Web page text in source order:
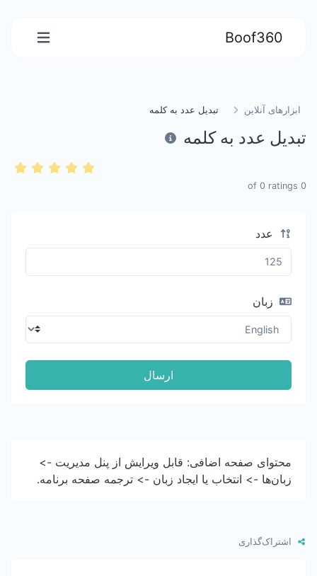
Boof360
ابزارهای آنلاین تبدیل عدد به کلمه
تبدیل عدد به کلمه
0
of
0 ratings
عدد
زبان
ارسال
محتوای صفحه اضافی: قابل ویرایش از پنل مدیریت ->
زبان‌ها -> انتخاب یا ایجاد زبان -> ترجمه صفحه برنامه.
اشتراک‌گذاری